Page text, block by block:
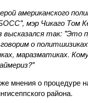
американского
мэр Чикаго Том
высказался так: "Это
о
маразматиках.
мнения о процедуре
района.